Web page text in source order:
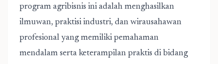
program agribisnis ini adalah menghasilkan
ilmuwan, praktisi industri, dan wirausahawan
profesional yang memiliki pemahaman
mendalam serta keterampilan praktis di bidang